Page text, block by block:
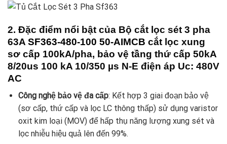
2. Đặc điểm nổi bật của Bộ cắt lọc sét 3 pha
63A SF363-480-100 50-AIMCB cắt lọc xung
sơ cấp 100kA/pha, bảo vệ tầng thứ cấp 50kA
8/20us 100 kA 10/350 µs N-E điện áp Uc: 480V
AC
Công nghệ bảo vệ đa cấp: Kết hợp 3 giai đoạn bảo vệ
(sơ cấp, thứ cấp và lọc LC thông thấp) sử dụng varistor
oxit kim loại (MOV) để hấp thụ năng lượng xung sét và
lọc nhiễu hiệu quả lên đến 99%.